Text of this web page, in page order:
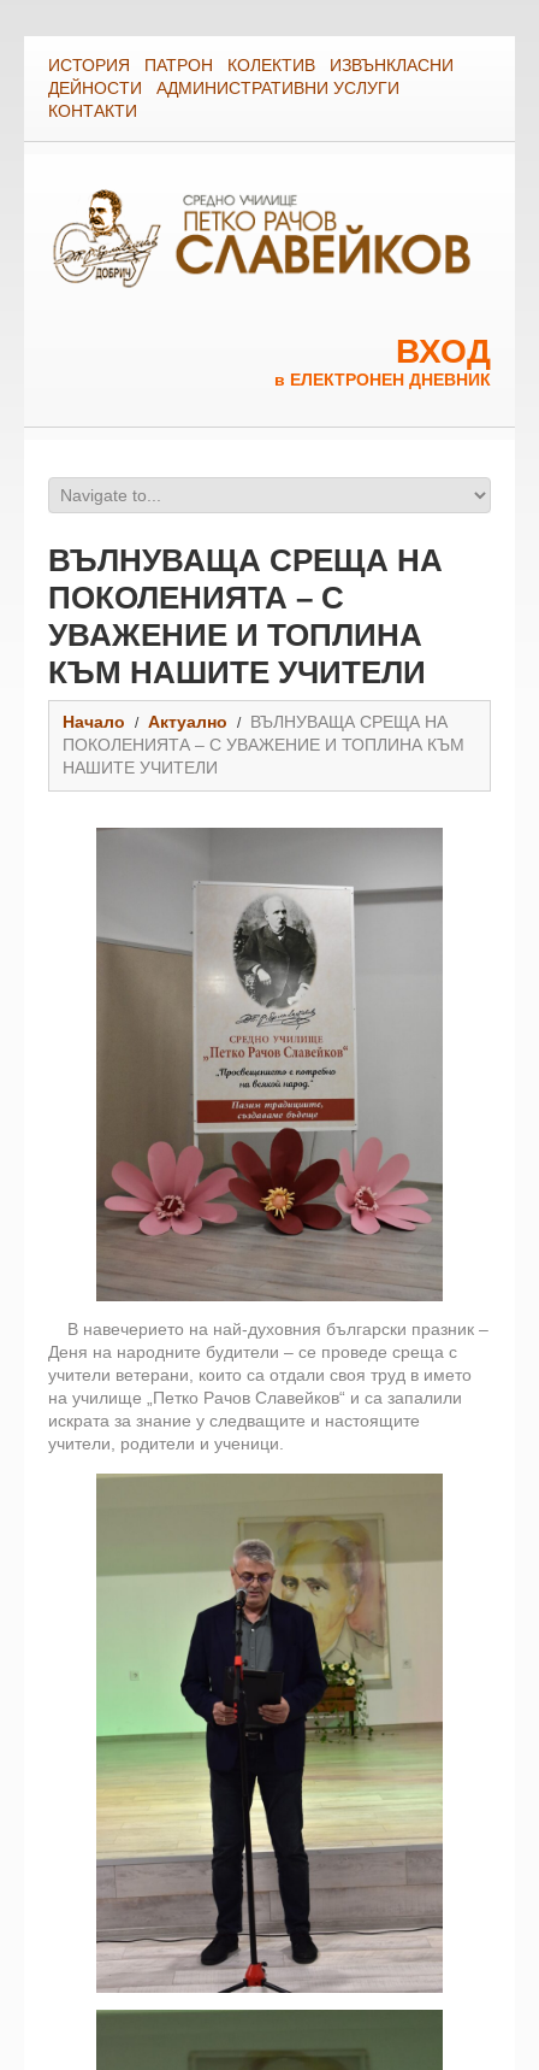
ИСТОРИЯ ПАТРОН КОЛЕКТИВ
ИЗВЪНКЛАСНИ
ДЕЙНОСТИ
АДМИНИСТРАТИВНИ УСЛУГИ
КОНТАКТИ
ВХОД
в ЕЛЕКТРОНЕН ДНЕВНИК
ВЪЛНУВАЩА СРЕЩА НА
ПОКОЛЕНИЯТА – С
УВАЖЕНИЕ И ТОПЛИНА
КЪМ НАШИТЕ УЧИТЕЛИ
Начало Актуално
ВЪЛНУВАЩА СРЕЩА НА
ПОКОЛЕНИЯТА – С УВАЖЕНИЕ И ТОПЛИНА КЪМ
НАШИТЕ УЧИТЕЛИ
В навечерието на най-духовния български празник –
Деня на народните будители – се проведе среща с
учители ветерани, които са отдали своя труд в името
на училище „Петко Рачов Славейков“ и са запалили
искрата за знание у следващите и настоящите
учители, родители и ученици.